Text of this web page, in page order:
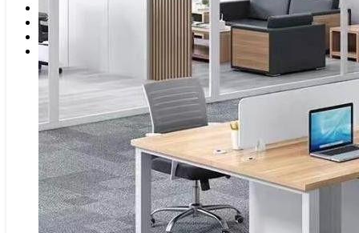
Meja Meeting Orbitrend
Meja Meeting Rapat
Meja Meeting Rapat Custom
Meja Partisi
Meja Cubicle
Meja Kerja Partisi
Meja Konfigurasi
Meja Partisi Aditech
Meja Partisi Arkadia
Meja Partisi Brother
Meja Partisi Custom
Meja Partisi Donati
Meja Partisi Highpoint
Meja Partisi Ichiko
Meja Partisi Indachi
Meja Partisi Modera